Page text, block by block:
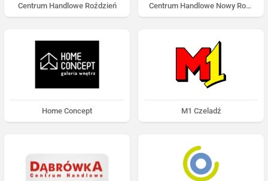
Centrum Handlowe Roździeń Centrum Handlowe Nowy Roździeń
Home Concept M1 Czeladź